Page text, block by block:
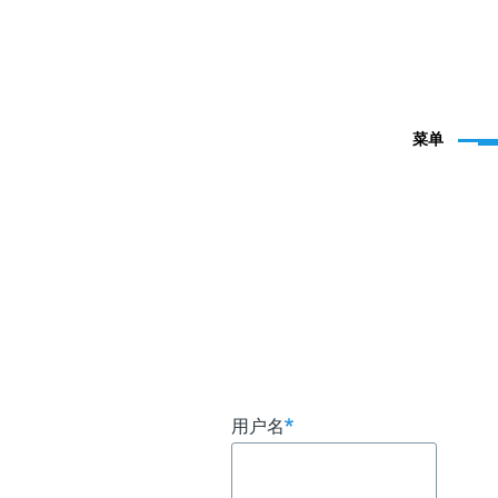
菜单
用户名